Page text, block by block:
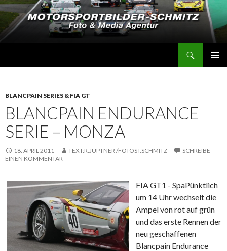
BLANCPAIN SERIES & FIA GT
BLANCPAIN ENDURANCE
SERIE – MONZA
18. APRIL 2011 TEXT:R.JÜPTNER /FOTOS I.SCHMITZ
SCHREIBE
EINEN KOMMENTAR
FIA GT1 - SpaPünktlich
um 14 Uhr wechselt die
Ampel von rot auf grün
und das erste Rennen der
neu geschaffenen
Blancpain Endurance